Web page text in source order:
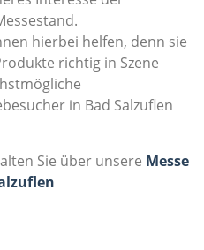
hierbei helfen, denn sie
richtig in Szene
in Bad Salzuflen
Sie über unsere Messe